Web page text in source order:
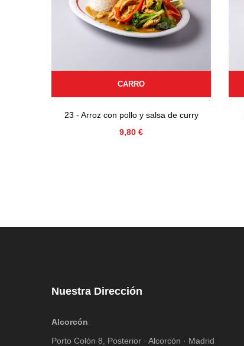
CARRO
23 - Arroz con pollo y salsa de curry
Precio
9,80 €
Nuestra Dirección
Alcorcón
Porto Colón 8, Posterior · Alcorcón · Madrid